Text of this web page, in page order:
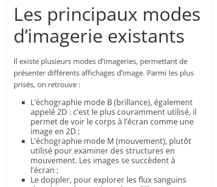
Les principaux modes
d’imagerie existants
Il existe plusieurs modes d’imageries, permettant de
présenter différents affichages d’image. Parmi les plus
prisés, on retrouve :
L’échographie mode B (brillance), également
appelé 2D : c’est le plus couramment utilisé, il
permet de voir le corps à l’écran comme une
image en 2D ;
L’échographie mode M (mouvement), plutôt
utilisé pour examiner des structures en
mouvement. Les images se succèdent à
l’écran ;
Le doppler, pour explorer les flux sanguins